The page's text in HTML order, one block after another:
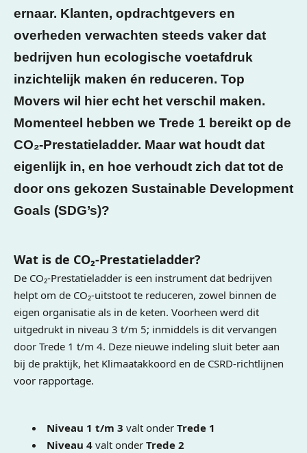
ernaar. Klanten, opdrachtgevers en
overheden verwachten steeds vaker dat
bedrijven hun ecologische voetafdruk
inzichtelijk maken én reduceren. Top
Movers wil hier echt het verschil maken.
Momenteel hebben we Trede 1 bereikt op de
CO₂-Prestatieladder. Maar wat houdt dat
eigenlijk in, en hoe verhoudt zich dat tot de
door ons gekozen Sustainable Development
Goals (SDG’s)?
Wat is de CO₂-Prestatieladder?
De CO₂-Prestatieladder is een instrument dat bedrijven
helpt om de CO₂-uitstoot te reduceren, zowel binnen de
eigen organisatie als in de keten. Voorheen werd dit
uitgedrukt in niveau 3 t/m 5; inmiddels is dit vervangen
door Trede 1 t/m 4. Deze nieuwe indeling sluit beter aan
bij de praktijk, het Klimaatakkoord en de CSRD-richtlijnen
voor rapportage.
Niveau 1 t/m 3 valt onderTrede 1
Niveau 4 valt onderTrede 2